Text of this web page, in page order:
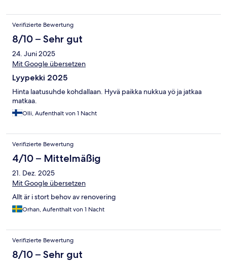
Verifizierte Bewertung
8/10 – Sehr gut
24. Juni 2025
Mit Google übersetzen
Lyypekki 2025
Hinta laatusuhde kohdallaan. Hyvä paikka nukkua yö ja jatkaa
matkaa.
Olli, Aufenthalt von 1 Nacht
Verifizierte Bewertung
4/10 – Mittelmäßig
21. Dez. 2025
Mit Google übersetzen
Allt är i stort behov av renovering
Orhan, Aufenthalt von 1 Nacht
Verifizierte Bewertung
8/10 – Sehr gut